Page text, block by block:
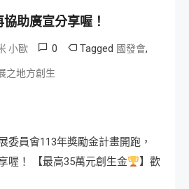
助廣宣分享喔！
小歐 0 Tagged 國發會,
之地方創生
委員會113年獎勵金計畫開跑，
喔！ 【最高35萬元創生金
】歡